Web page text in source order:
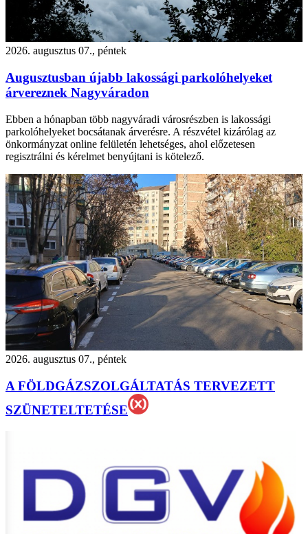
2026. augusztus 07., péntek
Augusztusban újabb lakossági parkolóhelyeket
árvereznek Nagyváradon
Ebben a hónapban több nagyváradi városrészben is lakossági
parkolóhelyeket bocsátanak árverésre. A részvétel kizárólag az
önkormányzat online felületén lehetséges, ahol előzetesen
regisztrálni és kérelmet benyújtani is kötelező.
2026. augusztus 07., péntek
A FÖLDGÁZSZOLGÁLTATÁS TERVEZETT
SZÜNETELTETÉSE